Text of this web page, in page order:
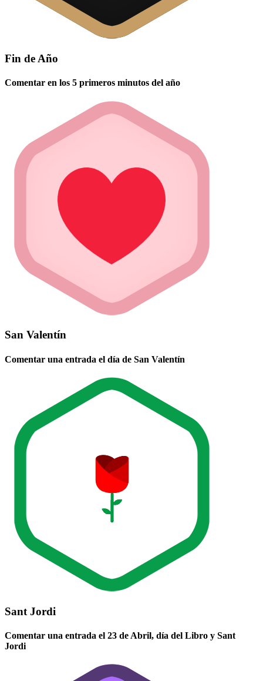
Fin de Año
Comentar en los 5 primeros minutos del año
San Valentín
Comentar una entrada el día de San Valentín
Sant Jordi
Comentar una entrada el 23 de Abril, día del Libro y Sant
Jordi